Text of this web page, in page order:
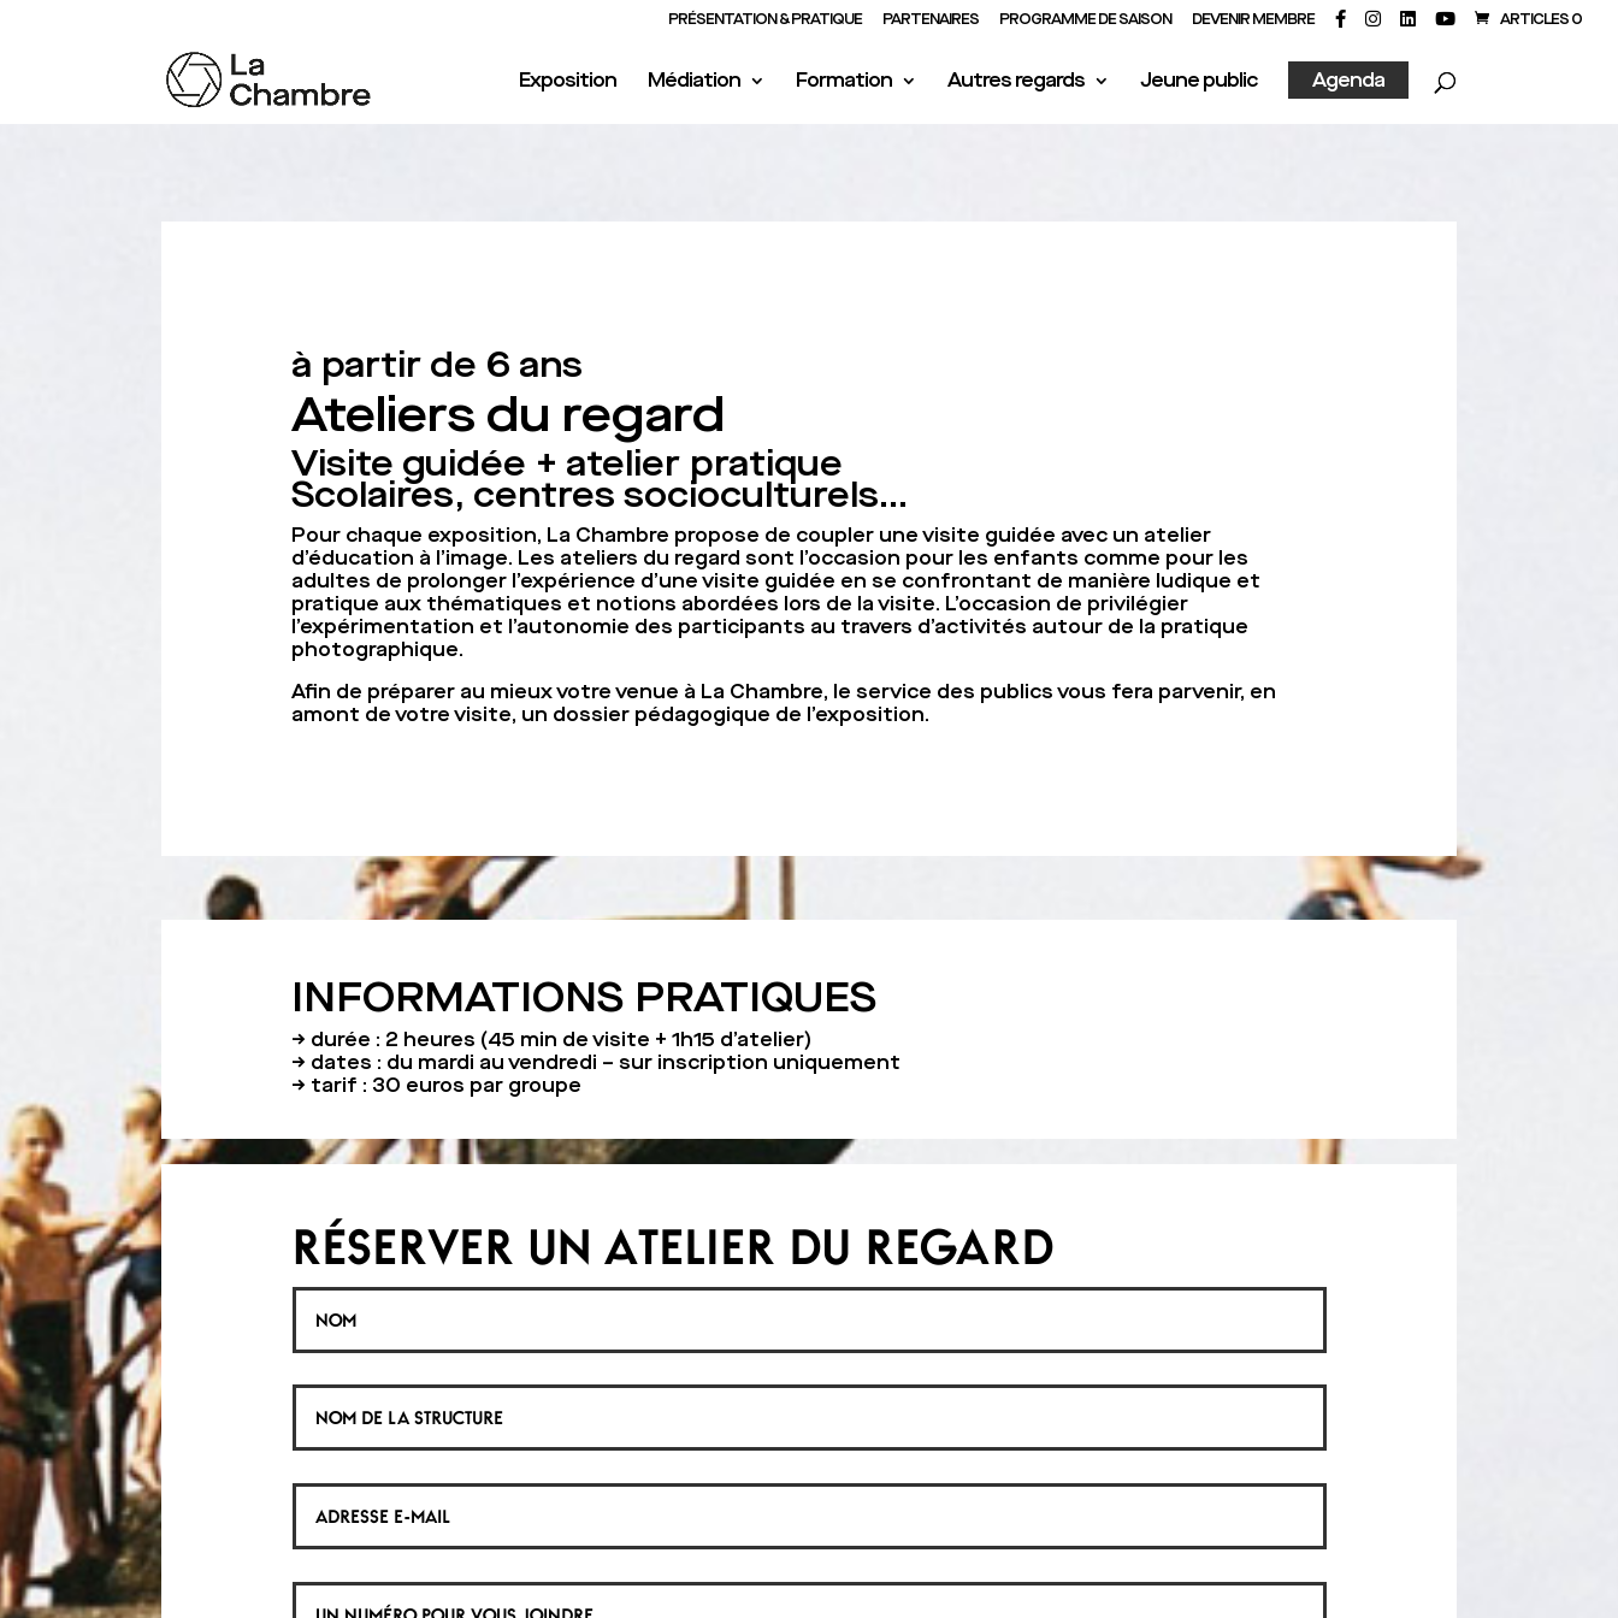
PRÉSENTATION & PRATIQUE PARTENAIRES PROGRAMME DE SAISON DEVENIR MEMBRE ARTICLES 0
Exposition Médiation Formation Autres regards Jeune public Agenda
à partir de 6 ans
Ateliers du regard
Visite guidée + atelier pratique
Scolaires, centres socioculturels…
Pour chaque exposition, La Chambre propose de coupler une visite guidée avec un atelier
d’éducation à l’image. Les ateliers du regard sont l’occasion pour les enfants comme pour les
adultes de prolonger l’expérience d’une visite guidée en se confrontant de manière ludique et
pratique aux thématiques et notions abordées lors de la visite. L’occasion de privilégier
l’expérimentation et l’autonomie des participants au travers d’activités autour de la pratique
photographique.
Afin de préparer au mieux votre venue à La Chambre, le service des publics vous fera parvenir, en
amont de votre visite, un dossier pédagogique de l’exposition.
INFORMATIONS PRATIQUES
→ durée : 2 heures (45 min de visite + 1h15 d’atelier)
→ dates : du mardi au vendredi – sur inscription uniquement
→ tarif : 30 euros par groupe
RÉSERVER UN ATELIER DU REGARD